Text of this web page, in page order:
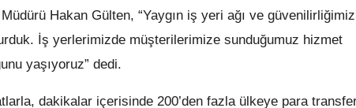
Hakan Gülten, “Yaygın iş yeri ağı ve
İş yerlerimizde müşterilerimize sunduğumuz hizmet
yaşıyoruz” dedi.
dakikalar içerisinde 200’den fazla ülkeye para